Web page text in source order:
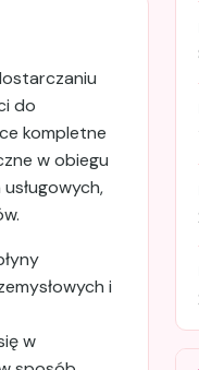
do
kompletne
w obiegu
i
w